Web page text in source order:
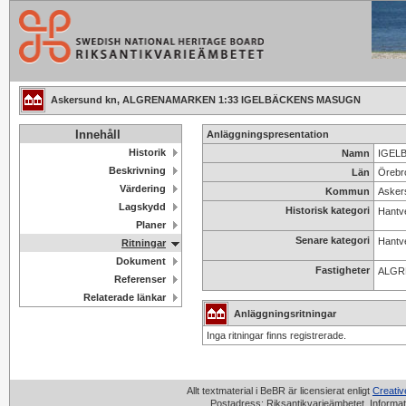
Askersund kn, ALGRENAMARKEN 1:33 IGELBÄCKENS MASUGN
Innehåll
Historik
Beskrivning
Värdering
Lagskydd
Planer
Ritningar
Dokument
Referenser
Relaterade länkar
Anläggningspresentation
Namn
Län
Kommun
Historisk kategori
Senare kategori
Fastigheter
Anläggningsritningar
Inga ritningar finns registrerade.
Allt textmaterial i BeBR är licensierat enligt
Postadress: Riksantikvarieämbetet,